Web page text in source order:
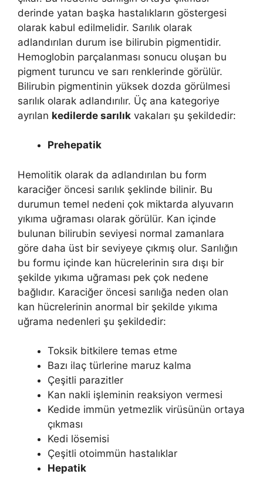
derinde yatan başka hastalıkların göstergesi
olarak kabul edilmelidir. Sarılık olarak
adlandırılan durum ise bilirubin pigmentidir.
Hemoglobin parçalanması sonucu oluşan bu
pigment turuncu ve sarı renklerinde görülür.
Bilirubin pigmentinin yüksek dozda görülmesi
sarılık olarak adlandırılır. Üç ana kategoriye
ayrılan kedilerde sarılık vakaları şu şekildedir:
Prehepatik
Hemolitik olarak da adlandırılan bu form
karaciğer öncesi sarılık şeklinde bilinir. Bu
durumun temel nedeni çok miktarda alyuvarın
yıkıma uğraması olarak görülür. Kan içinde
bulunan bilirubin seviyesi normal zamanlara
göre daha üst bir seviyeye çıkmış olur. Sarılığın
bu formu içinde kan hücrelerinin sıra dışı bir
şekilde yıkıma uğraması pek çok nedene
bağlıdır. Karaciğer öncesi sarılığa neden olan
kan hücrelerinin anormal bir şekilde yıkıma
uğrama nedenleri şu şekildedir:
Toksik bitkilere temas etme
Bazı ilaç türlerine maruz kalma
Çeşitli parazitler
Kan nakli işleminin reaksiyon vermesi
Kedide immün yetmezlik virüsünün ortaya
çıkması
Kedi lösemisi
Çeşitli otoimmün hastalıklar
Hepatik